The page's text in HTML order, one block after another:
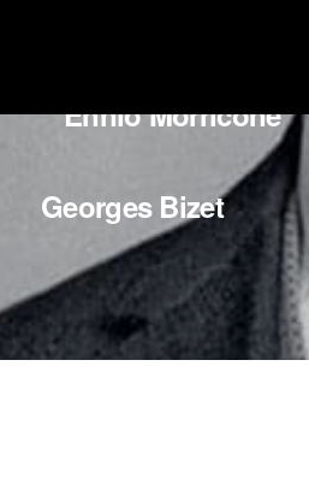
Ennio Morricone
Georges Bizet